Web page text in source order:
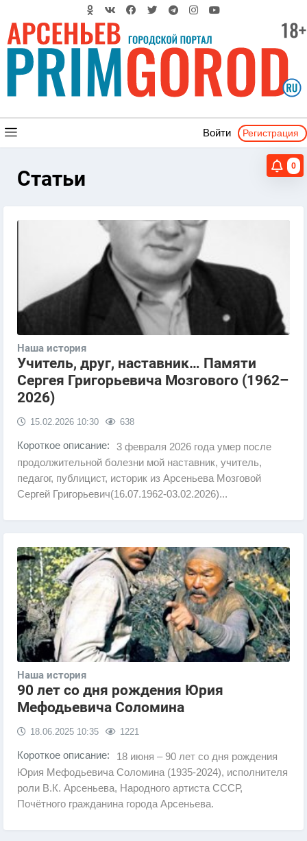
Войти Регистрация
0
Статьи
Наша история
Учитель, друг, наставник… Памяти
Сергея Григорьевича Мозгового (1962–
2026)
15.02.2026 10:30 638
Короткое описание:
3 февраля 2026 года умер после
продолжительной болезни мой наставник, учитель,
педагог, публицист, историк из Арсеньева Мозговой
Сергей Григорьевич(16.07.1962-03.02.2026)...
Наша история
90 лет со дня рождения Юрия
Мефодьевича Соломина
18.06.2025 10:35 1221
Короткое описание:
18 июня – 90 лет со дня рождения
Юрия Мефодьевича Соломина (1935-2024), исполнителя
роли В.К. Арсеньева, Народного артиста СССР,
Почётного гражданина города Арсеньева.